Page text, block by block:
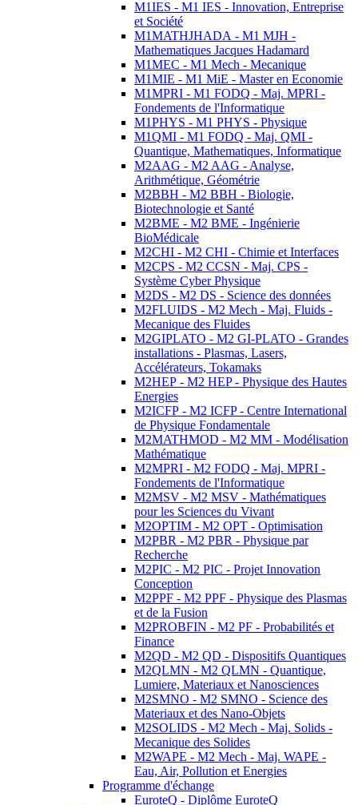
M1IES - M1 IES - Innovation, Entreprise
et Société
M1MATHJHADA - M1 MJH -
Mathematiques Jacques Hadamard
M1MEC - M1 Mech - Mecanique
M1MIE - M1 MiE - Master en Economie
M1MPRI - M1 FODQ - Maj. MPRI -
Fondements de l'Informatique
M1PHYS - M1 PHYS - Physique
M1QMI - M1 FODQ - Maj. QMI -
Quantique, Mathematiques, Informatique
M2AAG - M2 AAG - Analyse,
Arithmétique, Géométrie
M2BBH - M2 BBH - Biologie,
Biotechnologie et Santé
M2BME - M2 BME - Ingénierie
BioMédicale
M2CHI - M2 CHI - Chimie et Interfaces
M2CPS - M2 CCSN - Maj. CPS -
Système Cyber Physique
M2DS - M2 DS - Science des données
M2FLUIDS - M2 Mech - Maj. Fluids -
Mecanique des Fluides
M2GIPLATO - M2 GI-PLATO - Grandes
installations - Plasmas, Lasers,
Accélérateurs, Tokamaks
M2HEP - M2 HEP - Physique des Hautes
Energies
M2ICFP - M2 ICFP - Centre International
de Physique Fondamentale
M2MATHMOD - M2 MM - Modélisation
Mathématique
M2MPRI - M2 FODQ - Maj. MPRI -
Fondements de l'Informatique
M2MSV - M2 MSV - Mathématiques
pour les Sciences du Vivant
M2OPTIM - M2 OPT - Optimisation
M2PBR - M2 PBR - Physique par
Recherche
M2PIC - M2 PIC - Projet Innovation
Conception
M2PPF - M2 PPF - Physique des Plasmas
et de la Fusion
M2PROBFIN - M2 PF - Probabilités et
Finance
M2QD - M2 QD - Dispositifs Quantiques
M2QLMN - M2 QLMN - Quantique,
Lumiere, Materiaux et Nanosciences
M2SMNO - M2 SMNO - Science des
Materiaux et des Nano-Objets
M2SOLIDS - M2 Mech - Maj. Solids -
Mecanique des Solides
M2WAPE - M2 Mech - Maj. WAPE -
Eau, Air, Pollution et Energies
Programme d'échange
EuroteQ - Diplôme EuroteQ